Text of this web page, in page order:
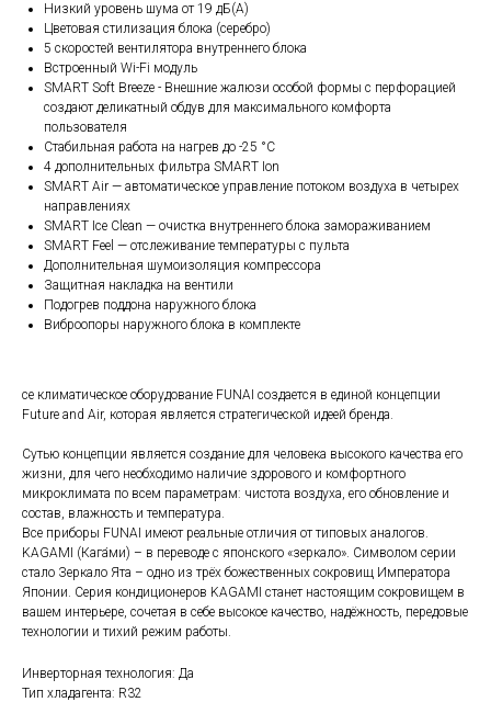
Низкий уровень шума от 19 дБ(А)
Цветовая стилизация блока (серебро)
5 скоростей вентилятора внутреннего блока
Встроенный Wi-Fi модуль
SMART Soft Breeze - Внешние жалюзи особой формы с перфорацией
создают деликатный обдув для максимального комфорта
пользователя
Стабильная работа на нагрев до -25 °С
4 дополнительных фильтра SMART Ion
SMART Air — автоматическое управление потоком воздуха в четырех
направлениях
SMART Ice Clean — очистка внутреннего блока замораживанием
SMART Feel — отслеживание температуры с пульта
Дополнительная шумоизоляция компрессора
Защитная накладка на вентили
Подогрев поддона наружного блока
Виброопоры наружного блока в комплекте
се климатическое оборудование FUNAI создается в единой концепции
Future and Air, которая является стратегической идеей бренда.
Сутью концепции является создание для человека высокого качества его
жизни, для чего необходимо наличие здорового и комфортного
микроклимата по всем параметрам: чистота воздуха, его обновление и
состав, влажность и температура.
Все приборы FUNAI имеют реальные отличия от типовых аналогов.
KAGAMI (Кага́ми) – в переводе с японского «зеркало». Символом серии
стало Зеркало Ята – одно из трёх божественных сокровищ Императора
Японии. Серия кондиционеров KAGAMI станет настоящим сокровищем в
вашем интерьере, сочетая в себе высокое качество, надёжность, передовые
технологии и тихий режим работы.
Инверторная технология: Да
Тип хладагента: R32